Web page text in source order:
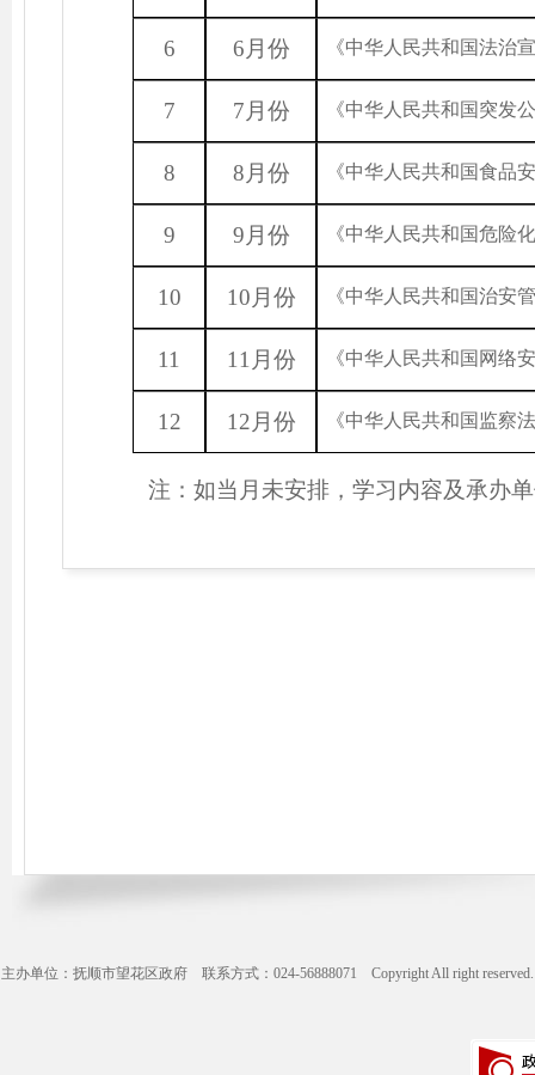
6 6月份 《中华人民共和国法治
7 7月份 《中华人民共和国突发
8 8月份 《中华人民共和国食品
9 9月份 《中华人民共和国危险
10 10月份 《中华人民共和国治安
11 11月份 《中华人民共和国网络
12 12月份 《中华人民共和国监察
注：如当月 未安排，学习内容及承办
主办单位：抚顺市望花区政府 联系方式：024-56888071 Copyright All right